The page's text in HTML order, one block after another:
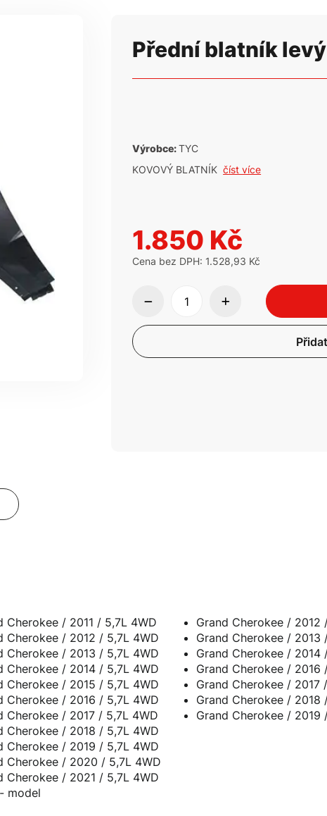
Přední blatník
Výrobce:TYC
KOVOVÝ BLATNÍK číst více
1.850 Kč
Cena bez DPH: 1.528,93 Kč
Cherokee / 2011 / 5,7L 4WD
Cherokee / 2012 / 5,7L 4WD
Cherokee / 2013 / 5,7L 4WD
Cherokee / 2014 / 5,7L 4WD
Cherokee / 2015 / 5,7L 4WD
Cherokee / 2016 / 5,7L 4WD
Cherokee / 2017 / 5,7L 4WD
Cherokee / 2018 / 5,7L 4WD
Cherokee / 2019 / 5,7L 4WD
Cherokee / 2020 / 5,7L 4WD
Cherokee / 2021 / 5,7L 4WD
model
Grand Cherokee / 2012
Grand Cherokee / 2013
Grand Cherokee / 2014
Grand Cherokee / 2016
Grand Cherokee / 2017
Grand Cherokee / 2018
Grand Cherokee / 2019